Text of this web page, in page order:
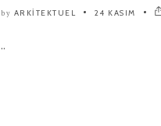
by ARKITEKTUEL 24 KASIM
..